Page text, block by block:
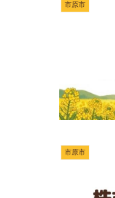
市原市
市原市